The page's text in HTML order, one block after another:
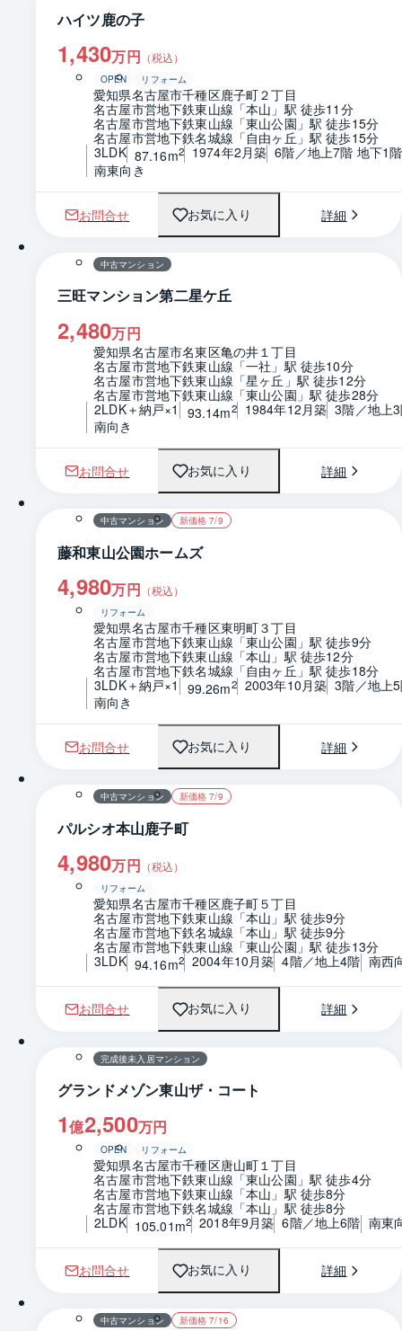
ハイツ鹿の子
1,430万円 （税込）
OPEN リフォーム
愛知県名古屋市千種区鹿子町２丁目
名古屋市営地下鉄東山線「本山」駅 徒歩11分
名古屋市営地下鉄東山線「東山公園」駅 徒歩15分
名古屋市営地下鉄名城線「自由ヶ丘」駅 徒歩15分
3LDK 87.16m2 1974年2月築 6階／地上7階 地下1階
南東向き
お問合せ お気に入り 詳細
1 / 0 間取り
中古マンション
三旺マンション第二星ケ丘
2,480万円
愛知県名古屋市名東区亀の井１丁目
名古屋市営地下鉄東山線「一社」駅 徒歩10分
名古屋市営地下鉄東山線「星ヶ丘」駅 徒歩12分
名古屋市営地下鉄東山線「東山公園」駅 徒歩28分
2LDK＋納戸×1
93.14m2 1984年12月築 3階／地上
南向き
お問合せ お気に入り 詳細
1 / 0 間取り
中古マンション 新価格 7/9
藤和東山公園ホームズ
4,980万円 （税込）
リフォーム
愛知県名古屋市千種区東明町３丁目
名古屋市営地下鉄東山線「東山公園」駅 徒歩9分
名古屋市営地下鉄東山線「本山」駅 徒歩12分
名古屋市営地下鉄名城線「自由ヶ丘」駅 徒歩18分
3LDK＋納戸×1
99.26m2 2003年10月築 3階／地上
南向き
お問合せ お気に入り 詳細
1 / 0 間取り
中古マンション 新価格 7/9
パルシオ本山鹿子町
4,980万円 （税込）
リフォーム
愛知県名古屋市千種区鹿子町５丁目
名古屋市営地下鉄東山線「本山」駅 徒歩9分
名古屋市営地下鉄名城線「本山」駅 徒歩9分
名古屋市営地下鉄東山線「東山公園」駅 徒歩13分
3LDK 94.16m2 2004年10月築 4階／地上4階 南西
お問合せ お気に入り 詳細
1 / 0 間取り
完成後未入居マンション
グランドメゾン東山ザ・コート
1億2,500万円
OPEN リフォーム
愛知県名古屋市千種区唐山町１丁目
名古屋市営地下鉄東山線「東山公園」駅 徒歩4分
名古屋市営地下鉄東山線「本山」駅 徒歩8分
名古屋市営地下鉄名城線「本山」駅 徒歩8分
2LDK 105.01m2 2018年9月築 6階／地上6階 南東
お問合せ お気に入り 詳細
1 / 0 間取り
中古マンション 新価格 7/16